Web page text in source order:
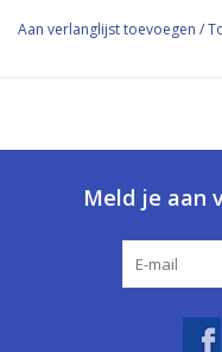
Aan verlanglijst toevoegen /
Meld je aan